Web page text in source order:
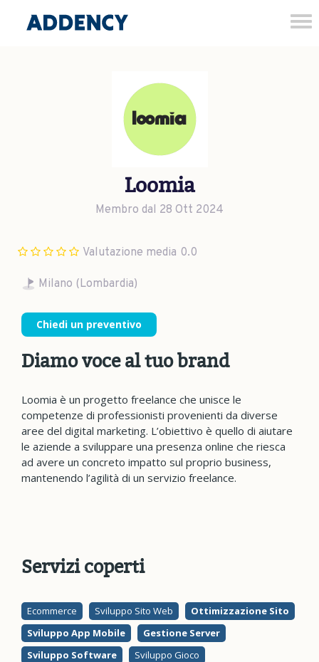
Loomia
Membro dal 28 Ott 2024
Valutazione media 0.0
Milano (Lombardia)
Chiedi un preventivo
Diamo voce al tuo brand
Loomia è un progetto freelance che unisce le
competenze di professionisti provenienti da diverse
aree del digital marketing. L’obiettivo è quello di aiutare
le aziende a sviluppare una presenza online che riesca
ad avere un concreto impatto sul proprio business,
mantenendo l’agilità di un servizio freelance.
Servizi coperti
Ecommerce Sviluppo Sito Web
Ottimizzazione Sito
Sviluppo App Mobile
Gestione Server
Sviluppo Software
Sviluppo Gioco